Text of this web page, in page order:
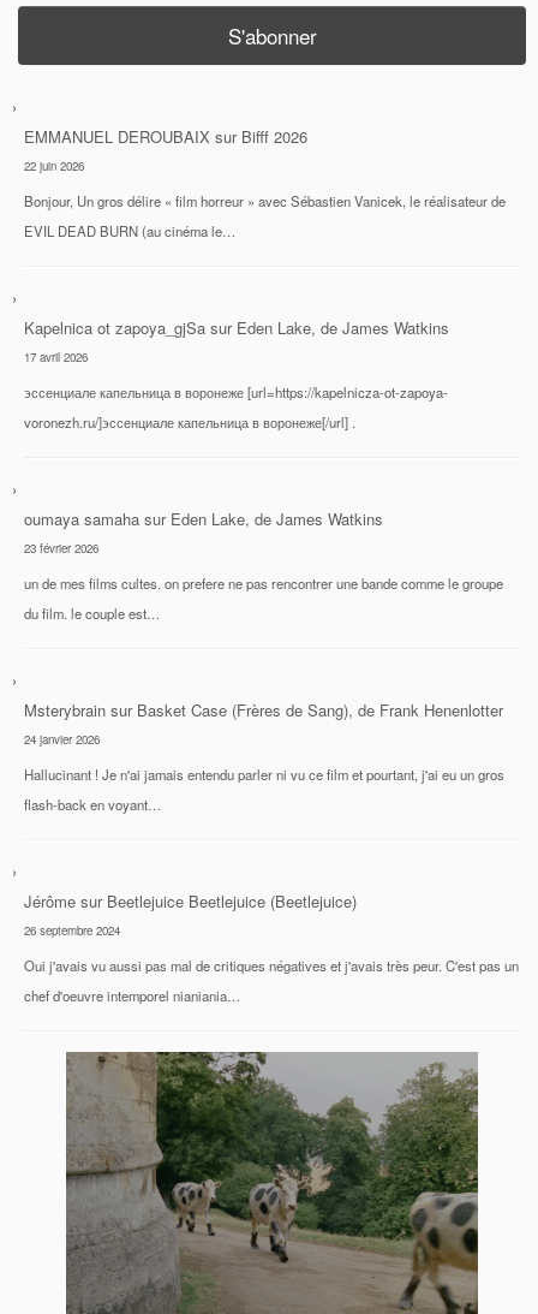
EMMANUEL DEROUBAIX sur Bifff 2026
22 juin 2026
Bonjour, Un gros délire « film horreur » avec Sébastien Vanicek, le réalisateur de
EVIL DEAD BURN (au cinéma le…
Kapelnica ot zapoya_gjSa sur Eden Lake, de James Watkins
17 avril 2026
эссенциале капельница в воронеже [url=https://kapelnicza-ot-zapoya-
voronezh.ru/]эссенциале капельница в воронеже[/url] .
oumaya samaha sur Eden Lake, de James Watkins
23 février 2026
un de mes films cultes. on prefere ne pas rencontrer une bande comme le groupe
du film. le couple est…
Msterybrain sur Basket Case (Frères de Sang), de Frank Henenlotter
24 janvier 2026
Hallucinant ! Je n'ai jamais entendu parler ni vu ce film et pourtant, j'ai eu un gros
flash-back en voyant…
Jérôme sur Beetlejuice Beetlejuice (Beetlejuice)
26 septembre 2024
Oui j'avais vu aussi pas mal de critiques négatives et j'avais très peur. C'est pas un
chef d'oeuvre intemporel nianiania…